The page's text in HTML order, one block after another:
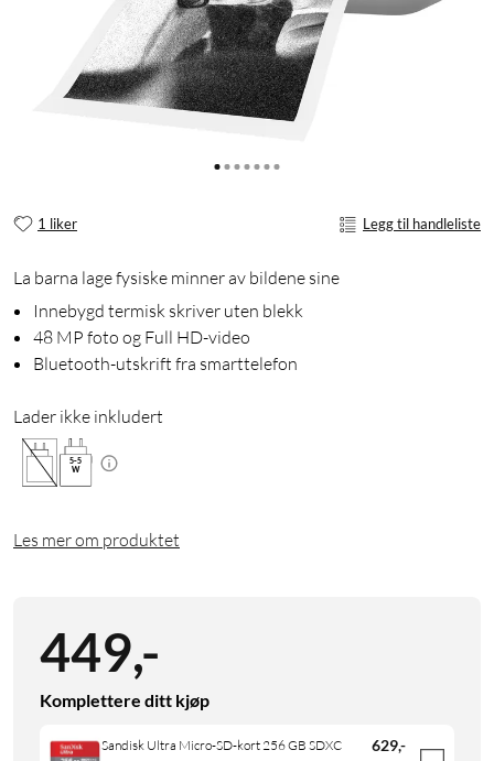
1 liker Legg til handleliste
La barna lage fysiske minner av bildene sine
Innebygd termisk skriver uten blekk
48 MP foto og Full HD-video
Bluetooth-utskrift fra smarttelefon
Lader ikke inkludert
5-5
W
Les mer om produktet
449,-
Komplettere ditt kjøp
Sandisk Ultra Micro-SD-kort 256 GB SDXC 629,-